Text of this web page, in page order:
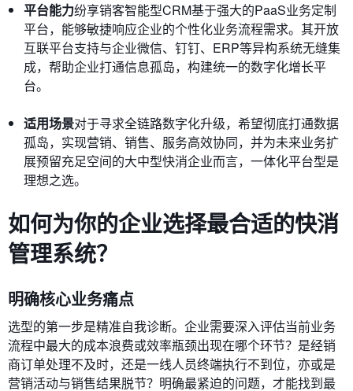
平台能力纷享销客智能型CRM基于强大的PaaS业务定制
平台，能够敏捷响应企业的个性化业务流程需求。其开放
互联平台支持与企业微信、钉钉、ERP等异构系统无缝集
成，帮助企业打通信息孤岛，构建统一的数字化增长平
台。
适用场景对于寻求全链路数字化升级，希望彻底打通数据
孤岛，实现营销、销售、服务高效协同，并为未来业务扩
展预留充足空间的大中型快消企业而言，一体化平台型是
理想之选。
如何为你的企业选择最合适的快消
管理系统？
明确核心业务痛点
选型的第一步是精准自我诊断。企业需要深入评估当前业务
流程中最大的成本浪费或效率瓶颈出现在哪个环节？是经销
商订单处理不及时，还是一线人员终端执行不到位，亦或是
营销活动与销售结果脱节？明确最紧迫的问题，才能找到最